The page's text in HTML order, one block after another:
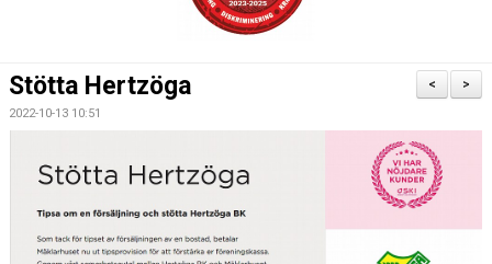
SHOP
MATCHER
>
<
Stötta Hertzöga
2022-10-13 10:51